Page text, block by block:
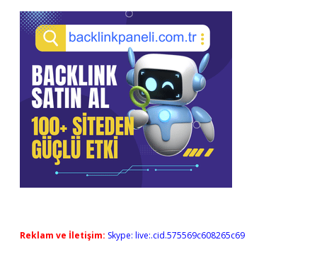
Reklam ve İletişim: Skype: live:.cid.575569c608265c69